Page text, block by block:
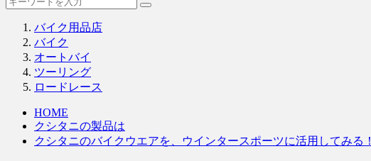
バイク用品店
バイク
オートバイ
ツーリング
ロードレース
HOME
クシタニの製品は
クシタニのバイクウエアを、ウインタースポーツに活用してみる！